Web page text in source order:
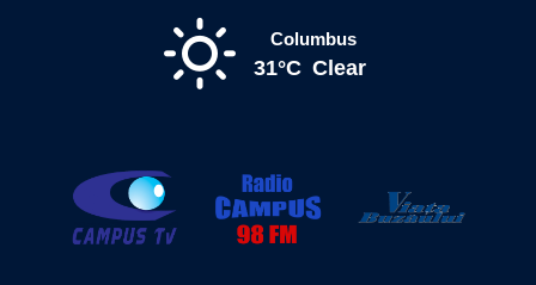
Columbus
31°C Clear